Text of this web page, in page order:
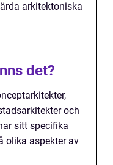
arkitektoniska
det?
och
sitt specifika
olika aspekter av